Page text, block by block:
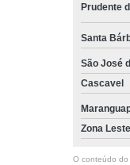
Prudente
Santa
São José
Cascavel
Zona Leste
O conteúdo do